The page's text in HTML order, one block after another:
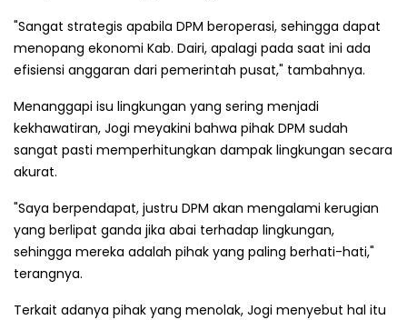
"Sangat strategis apabila DPM beroperasi, sehingga dapat
menopang ekonomi Kab. Dairi, apalagi pada saat ini ada
efisiensi anggaran dari pemerintah pusat," tambahnya.
Menanggapi isu lingkungan yang sering menjadi
kekhawatiran, Jogi meyakini bahwa pihak DPM sudah
sangat pasti memperhitungkan dampak lingkungan secara
akurat.
"Saya berpendapat, justru DPM akan mengalami kerugian
yang berlipat ganda jika abai terhadap lingkungan,
sehingga mereka adalah pihak yang paling berhati-hati,"
terangnya.
Terkait adanya pihak yang menolak, Jogi menyebut hal itu